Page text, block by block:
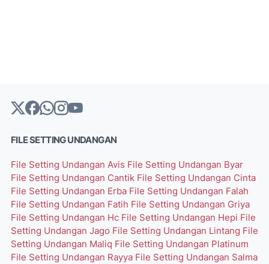
FILE SETTING UNDANGAN
File Setting Undangan Avis File Setting Undangan Byar
File Setting Undangan Cantik File Setting Undangan Cinta
File Setting Undangan Erba File Setting Undangan Falah
File Setting Undangan Fatih File Setting Undangan Griya
File Setting Undangan Hc File Setting Undangan Hepi File
Setting Undangan Jago File Setting Undangan Lintang File
Setting Undangan Maliq File Setting Undangan Platinum
File Setting Undangan Rayya File Setting Undangan Salma